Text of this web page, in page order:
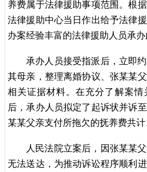
养费属于法律援助事项范围。根
法律援助中心当日作出给予法律
办案经验丰富的法律援助人员承办
承办人员接受指派后，立即
其母亲，整理离婚协议、张某某
相关证据材料。在充分了解案情
后，承办人员拟定了起诉状并诉
某某父亲支付所拖欠的抚养费共计
人民法院立案后，因张某某
无法送达，为推动诉讼程序顺利